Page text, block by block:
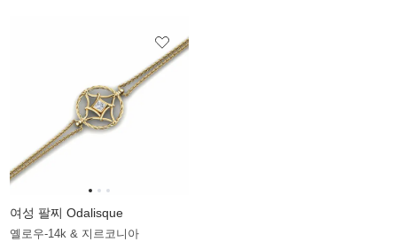
여성 팔찌 Odalisque
옐로우-14k & 지르코니아